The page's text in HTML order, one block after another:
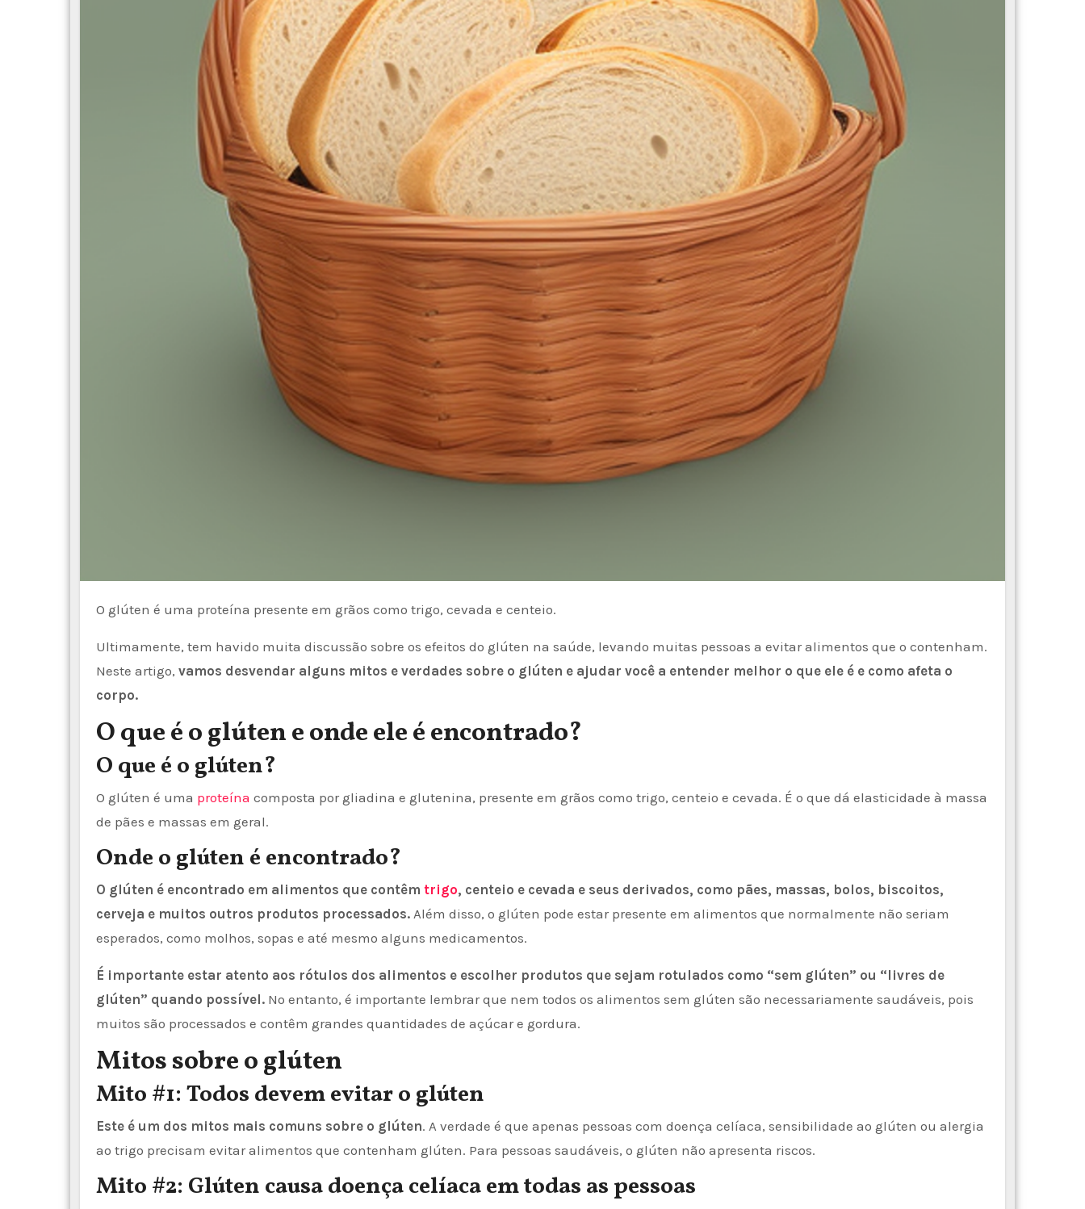
O glúten é uma proteína presente em grãos como trigo, cevada e centeio.
Ultimamente, tem havido muita discussão sobre os efeitos do glúten na saúde, levando muitas pessoas a evitar alimentos que o contenham.
Neste artigo, vamos desvendar alguns mitos e verdades sobre o glúten e ajudar você a entender melhor o que ele é e como afeta o
corpo.
O que é o glúten e onde ele é encontrado?
O que é o glúten?
O glúten é uma proteína composta por gliadina e glutenina, presente em grãos como trigo, centeio e cevada. É o que dá elasticidade à massa
de pães e massas em geral.
Onde o glúten é encontrado?
O glúten é encontrado em alimentos que contêm trigo, centeio e cevada e seus derivados, como pães, massas, bolos, biscoitos,
cerveja e muitos outros produtos processados. Além disso, o glúten pode estar presente em alimentos que normalmente não seriam
esperados, como molhos, sopas e até mesmo alguns medicamentos.
É importante estar atento aos rótulos dos alimentos e escolher produtos que sejam rotulados como “sem glúten” ou “livres de
glúten” quando possível. No entanto, é importante lembrar que nem todos os alimentos sem glúten são necessariamente saudáveis, pois
muitos são processados e contêm grandes quantidades de açúcar e gordura.
Mitos sobre o glúten
Mito #1: Todos devem evitar o glúten
Este é um dos mitos mais comuns sobre o glúten. A verdade é que apenas pessoas com doença celíaca, sensibilidade ao glúten ou alergia
ao trigo precisam evitar alimentos que contenham glúten. Para pessoas saudáveis, o glúten não apresenta riscos.
Mito #2: Glúten causa doença celíaca em todas as pessoas